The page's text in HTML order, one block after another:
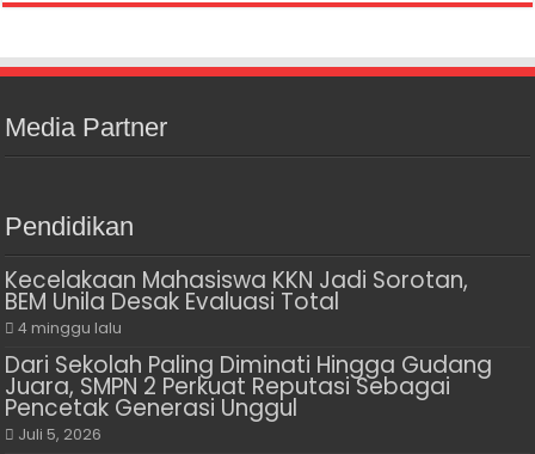
Media Partner
Pendidikan
Kecelakaan Mahasiswa KKN Jadi Sorotan,
BEM Unila Desak Evaluasi Total
4 minggu lalu
Dari Sekolah Paling Diminati Hingga Gudang
Juara, SMPN 2 Perkuat Reputasi Sebagai
Pencetak Generasi Unggul
Juli 5, 2026